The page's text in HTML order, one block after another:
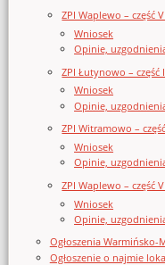
ZPI Waplewo – część VI
Wniosek
Opinie,
ZPI Łutynowo – część
Wniosek
Opinie,
ZPI Witramowo –
Wniosek
Opinie,
ZPI Waplewo – część
Wniosek
Opinie,
Ogłoszenia
Ogłoszenie o najmie